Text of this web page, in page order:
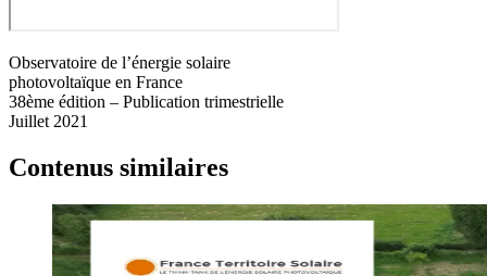
Observatoire de l’énergie solaire
photovoltaïque en France
38ème édition – Publication trimestrielle
Juillet 2021
Contenus similaires